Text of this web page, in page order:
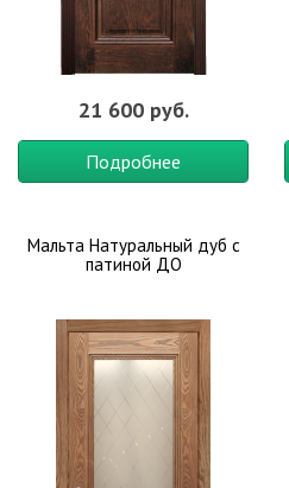
21 600 руб.
Подробнее
Мальта Натуральный дуб с
патиной ДО